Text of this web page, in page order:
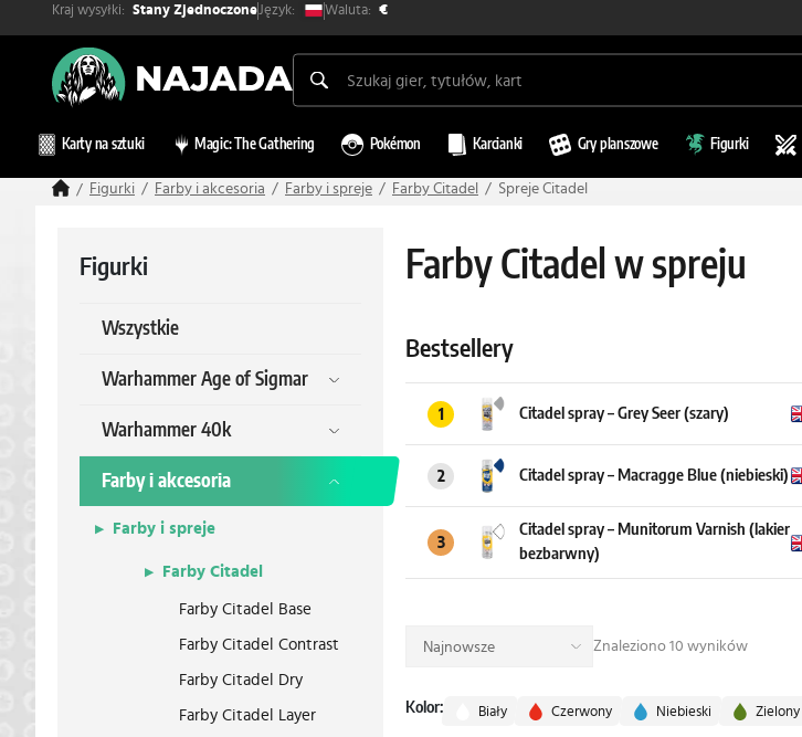
Kraj wysyłki: Stany ZjednoczoneJęzyk: Waluta: €
Karty na sztuki Magic: The Gathering Pokémon Karcianki Gry planszowe Figurki
Figurki Farby i akcesoria Farby i spreje Farby Citadel Spreje Citadel
Figurki
Wszystkie
Warhammer Age of Sigmar
Warhammer 40k
Farby i akcesoria
Farby i spreje
Farby Citadel
Farby Citadel Base
Farby Citadel Contrast
Farby Citadel Dry
Farby Citadel Layer
Farby Citadel w spreju
Bestsellery
1 Citadel spray – Grey Seer (szary)
2 Citadel spray – Macragge Blue (niebieski)
3
Citadel spray – Munitorum Varnish (lakier
bezbarwny)
Najnowsze Znaleziono 10 wyników
Kolor: Biały Czerwony Niebieski Zielony